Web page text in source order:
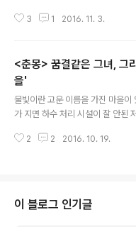
제 새로인 등장한 영웅 '닥터 스트
에서 까지 세계의 확장 답답한 현
돌파구를 찾기 위해 극장을 찾는다.
해줄 꿈같은 영웅들을 만난다. 그
새로..
3 1 2016. 11. 3.
<춘몽> 꿈결같은 그녀, 그
을'
물빛이란 고운 이름을 가진 마을
가 지면 하수 처리 시설이 잘 안된
동네는 '역사'의 한 장을 넘기고 있
르는 것이 코스모폴리스
가 있겠는가 싶겠느마는, 아이러
2 2 2016. 10. 19.
이 블로그 인기글